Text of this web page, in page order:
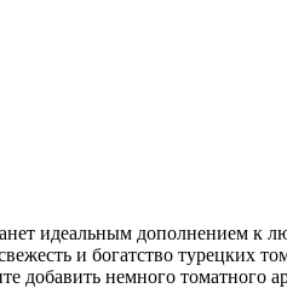
идеальным дополнением к
и богатство турецких
добавить немного томатного